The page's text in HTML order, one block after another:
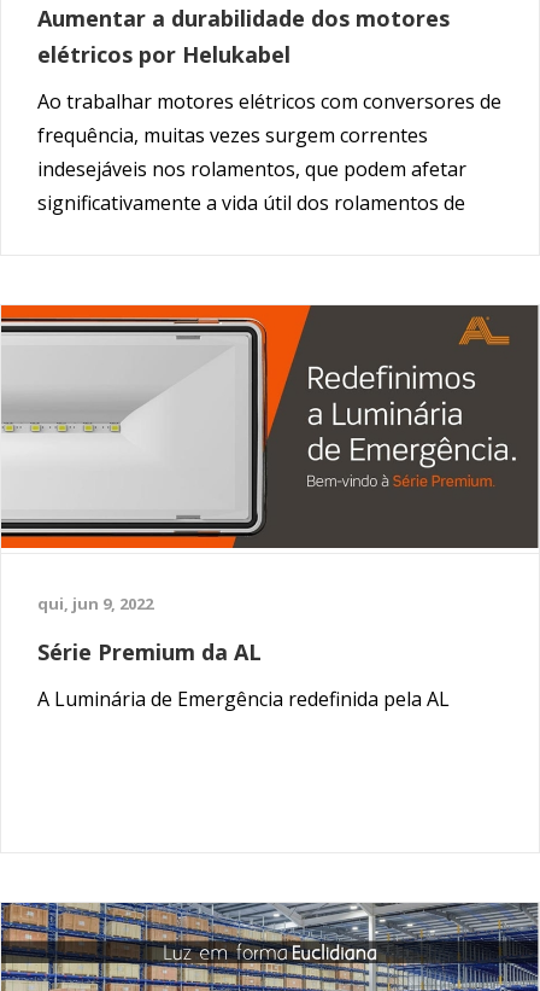
Aumentar a durabilidade dos motores
elétricos por Helukabel
Ao trabalhar motores elétricos com conversores de
frequência, muitas vezes surgem correntes
indesejáveis nos rolamentos, que podem afetar
significativamente a vida útil dos rolamentos de
qui, jun 9, 2022
Série Premium da AL
A Luminária de Emergência redefinida pela AL